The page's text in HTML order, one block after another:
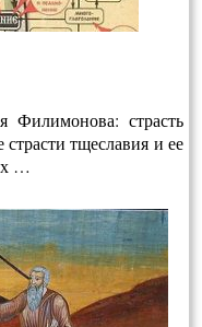
Филимонова: страсть
тщеславия и ее
…